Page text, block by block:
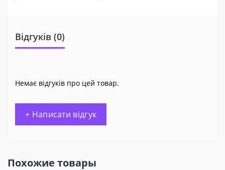
Відгуків (0)
Немає відгуків про цей товар.
+ Написати відгук
Похожие товары